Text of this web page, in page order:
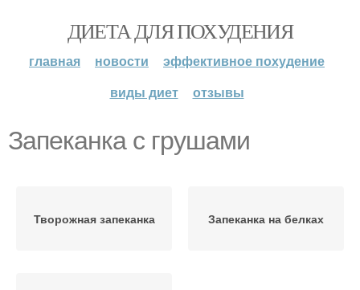
ДИЕТА ДЛЯ ПОХУДЕНИЯ
главная новости
эффективное похудение
виды диет
отзывы
Запеканка с грушами
Творожная запеканка Запеканка на белках